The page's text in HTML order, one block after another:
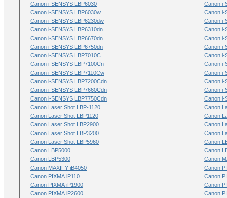
Canon i-SENSYS LBP6030
Canon i-
Canon i-SENSYS LBP6030w
Canon i-
Canon i-SENSYS LBP6230dw
Canon i-
Canon i-SENSYS LBP6310dn
Canon i-
Canon i-SENSYS LBP6670dn
Canon i-
Canon i-SENSYS LBP6750dn
Canon i-
Canon i-SENSYS LBP7010C
Canon i-
Canon i-SENSYS LBP7100Cn
Canon i-
Canon i-SENSYS LBP7110Cw
Canon i-
Canon i-SENSYS LBP7200Cdn
Canon i-
Canon i-SENSYS LBP7660Cdn
Canon i-
Canon i-SENSYS LBP7750Cdn
Canon i-
Canon Laser Shot LBP-1120
Canon
Canon Laser Shot LBP1120
Canon
Canon Laser Shot LBP2900
Canon
Canon Laser Shot LBP3200
Canon
Canon Laser Shot LBP5960
Canon
Canon LBP5000
Canon
Canon LBP5300
Canon
Canon MAXIFY iB4050
Canon
Canon PIXMA iP110
Canon
Canon PIXMA iP1900
Canon
Canon PIXMA iP2600
Canon